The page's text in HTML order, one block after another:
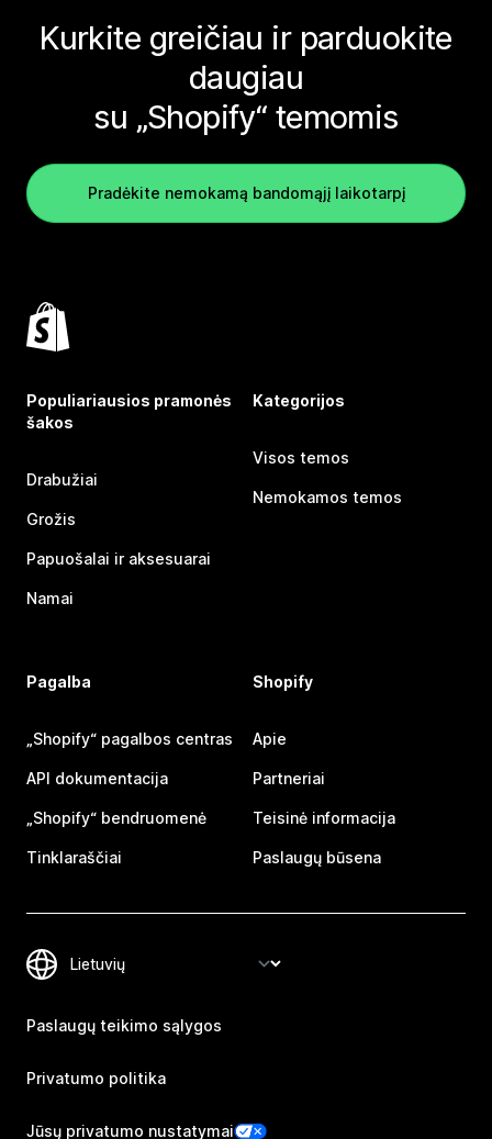
Kurkite greičiau ir parduokite
daugiau
su „Shopify“ temomis
Pradėkite nemokamą bandomąjį laikotarpį
Populiariausios pramonės
šakos
Drabužiai
Grožis
Papuošalai ir aksesuarai
Namai
Kategorijos
Visos temos
Nemokamos temos
Pagalba
„Shopify“ pagalbos centras
API dokumentacija
„Shopify“ bendruomenė
Tinklaraščiai
Shopify
Apie
Partneriai
Teisinė informacija
Paslaugų būsena
Paslaugų teikimo sąlygos
Privatumo politika
Jūsų privatumo nustatymai